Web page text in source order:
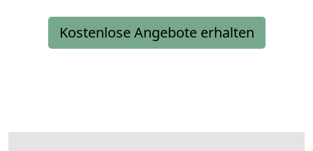
Kostenlose Angebote erhalten